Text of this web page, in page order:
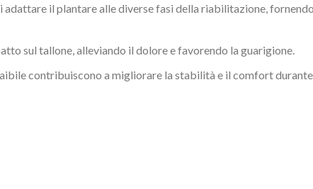
il plantare alle diverse fasi della riabilitazione,
sul tallone, alleviando il dolore e favorendo la guarigione.
contribuiscono a migliorare la stabilità e il comfort durante